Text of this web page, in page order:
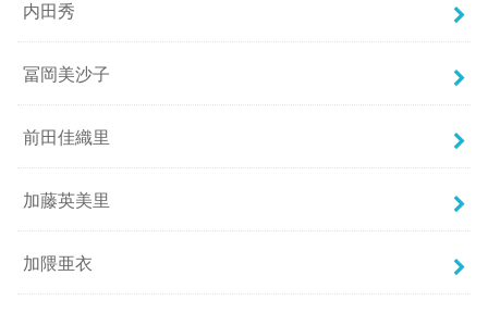
内田秀
冨岡美沙子
前田佳織里
加藤英美里
加隈亜衣